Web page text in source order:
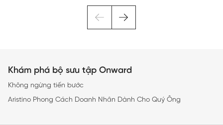
Khám phá bộ sưu tập Onward
Không ngừng tiến bước
Aristino Phong Cách Doanh Nhân Dành Cho Quý Ông